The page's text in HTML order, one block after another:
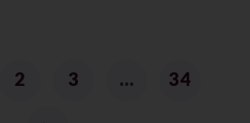
2 3 … 34